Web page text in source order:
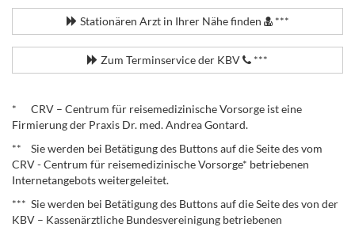
Stationären Arzt in Ihrer Nähe finden ***
Zum Terminservice der KBV ***
* CRV – Centrum für reisemedizinische Vorsorge ist eine
Firmierung der Praxis Dr. med. Andrea Gontard.
** Sie werden bei Betätigung des Buttons auf die Seite des vom
CRV - Centrum für reisemedizinische Vorsorge* betriebenen
Internetangebots weitergeleitet.
*** Sie werden bei Betätigung des Buttons auf die Seite des von der
KBV – Kassenärztliche Bundesvereinigung betriebenen